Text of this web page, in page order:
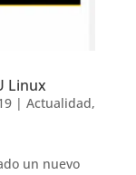
Linux
| Actualidad,
un nuevo